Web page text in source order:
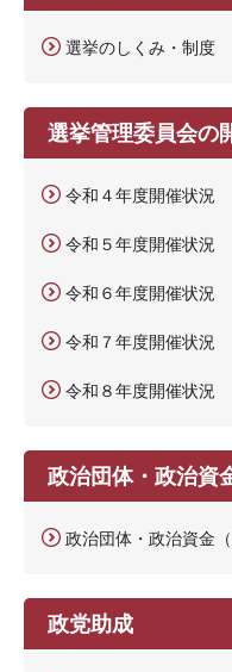
選挙のしくみ・制度
選挙管理委員会の
令和４年度開催状況
令和５年度開催状況
令和６年度開催状況
令和７年度開催状況
令和８年度開催状況
政治団体・政治資
政治団体・政治資金
政党助成